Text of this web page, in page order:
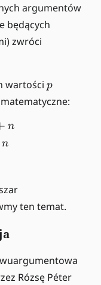
argumentów
będących
zwróci
wartości p
p
n
n
ten temat.
Rózsę Péter